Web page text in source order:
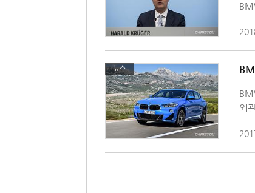
뉴스
외